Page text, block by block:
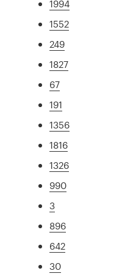
1994
1552
249
1827
67
191
1356
1816
1326
990
3
896
642
30